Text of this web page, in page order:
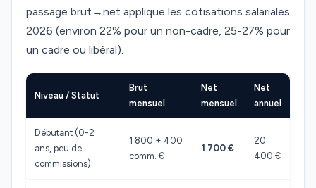
passage brut→net applique les cotisations salariales
2026 (environ 22% pour un non-cadre, 25-27% pour
un cadre ou libéral).
Niveau / Statut
Brut
mensuel
Net
mensuel
Net
annuel
Débutant (0-2
ans, peu de
commissions)
1 800 + 400
comm. €
1 700 €
20
400 €